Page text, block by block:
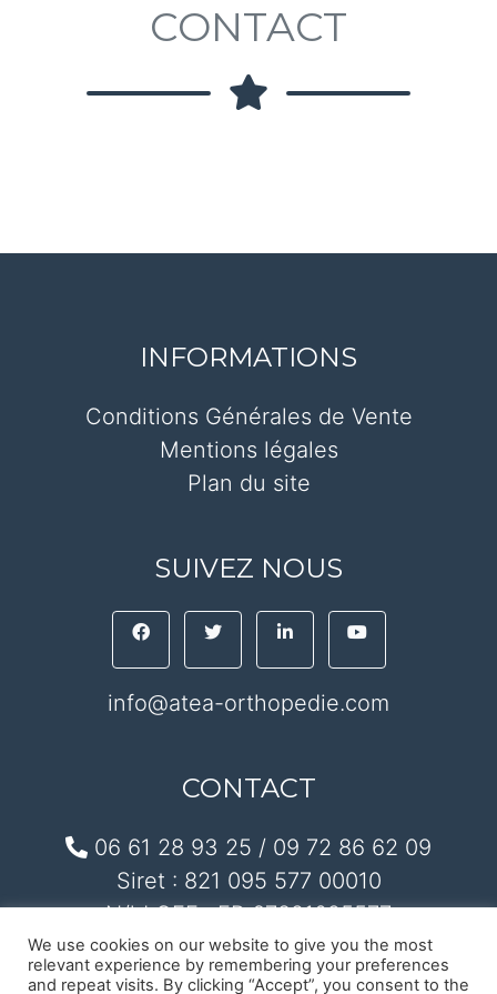
CONTACT
INFORMATIONS
Conditions Générales de Vente
Mentions légales
Plan du site
SUIVEZ NOUS
info@atea-orthopedie.com
CONTACT
06 61 28 93 25 / 09 72 86 62 09
Siret : 821 095 577 00010
N/ld CEE : FR 67821095577
We use cookies on our website to give you the most
relevant experience by remembering your preferences
and repeat visits. By clicking “Accept”, you consent to the